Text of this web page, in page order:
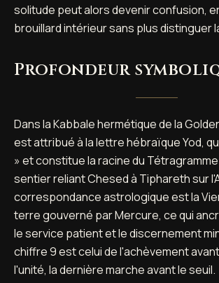
solitude peut alors devenir confusion,
brouillard intérieur sans plus distinguer
Profondeur
Dans la Kabbale hermétique de la
est attribué à la lettre hébraïque Yod,
» et constitue la racine du Tétragramme
sentier reliant Chesed à Tiphareth sur
correspondance astrologique est la
terre gouverné par Mercure, ce qui
le service patient et le discernement
chiffre 9 est celui de l'achèvement
l'unité, la dernière marche avant le seuil.